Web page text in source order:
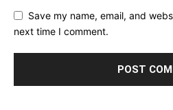
Save my name, email, and
next time I comment.